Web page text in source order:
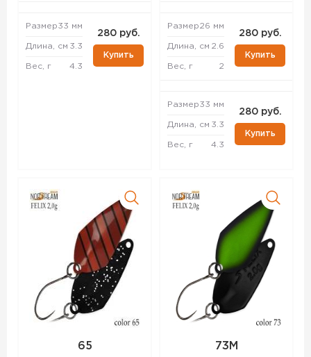
Размер33 мм
Длина, см 3.3
Вес, г 4.3
280 руб.
Купить
Размер26 мм
Длина, см 2.6
Вес, г 2
280 руб.
Купить
Размер33 мм
Длина, см 3.3
Вес, г 4.3
280 руб.
Купить
65 73M